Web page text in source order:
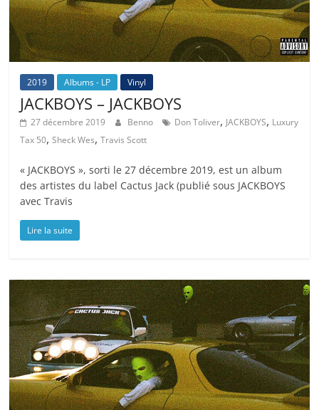
2019 Albums - LP Vinyl
JACKBOYS – JACKBOYS
27 décembre 2019 Benno Don Toliver, JACKBOYS, Luxury
Tax 50,Sheck Wes,Travis Scott
« JACKBOYS », sorti le 27 décembre 2019, est un album
des artistes du label Cactus Jack (publié sous JACKBOYS
avec Travis
Lire la suite